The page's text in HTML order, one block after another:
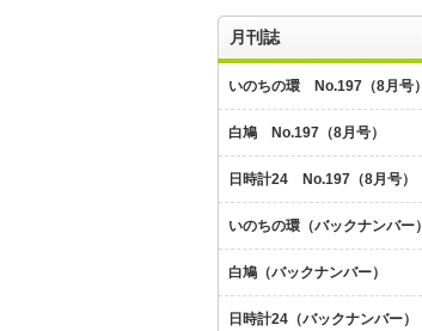
月刊誌
いのちの環 No.197（8月号）
白鳩 No.197（8月号）
日時計24 No.197（8月号）
いのちの環（バックナンバー）
白鳩（バックナンバー）
日時計24（バックナンバー）